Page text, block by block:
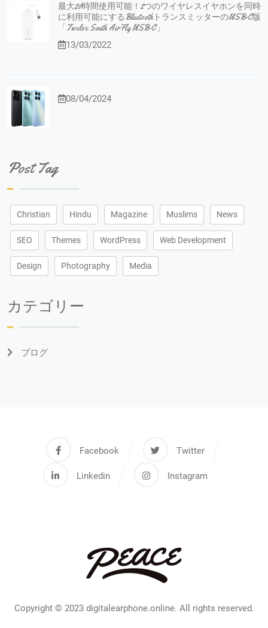
最大20時間使用可能！2つのワイヤレスイヤホンを同時
に利用可能にするBluetoothトランスミッターのUSB-C版
「Twelve South AirFly USB-C」
13/03/2022
08/04/2024
Post Tag
Christian Hindu Magazine Muslims News
SEO Themes WordPress Web Development
Design Photography Media
カテゴリー
ブログ
Facebook Twitter
Linkedin Instagram
Copyright © 2023 digitalearphone.online. All rights reserved.